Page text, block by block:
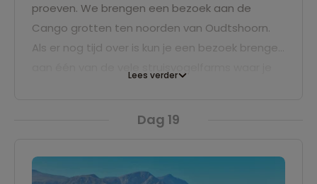
proeven. We brengen een bezoek aan de
Cango grotten ten noorden van Oudtshoorn.
Als er nog tijd over is kun je een bezoek brengen
Lees verder
Dag 19